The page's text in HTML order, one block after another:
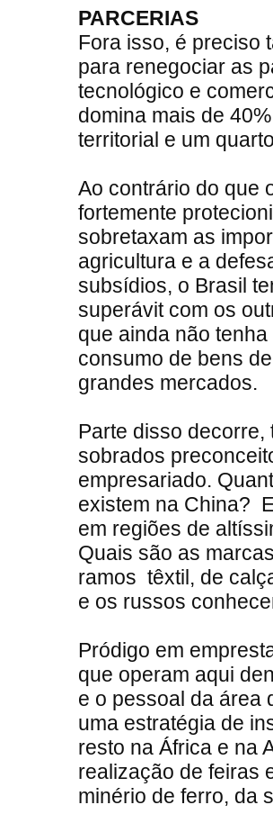
PARCERIAS
Fora isso, é preciso
para renegociar as
tecnológico e
domina mais de
territorial e um
Ao contrário do que
fortemente
sobretaxam as
agricultura e a
subsídios, o Brasil
superávit com os
que ainda não
consumo de bens
grandes mercados.
Parte disso
sobrados
empresariado.
existem na China?
em regiões de
Quais são as
ramos têxtil, de
e os russos
Pródigo em
que operam aqui
e o pessoal da área
uma estratégia de
resto na África e na
realização de feiras
minério de ferro, da